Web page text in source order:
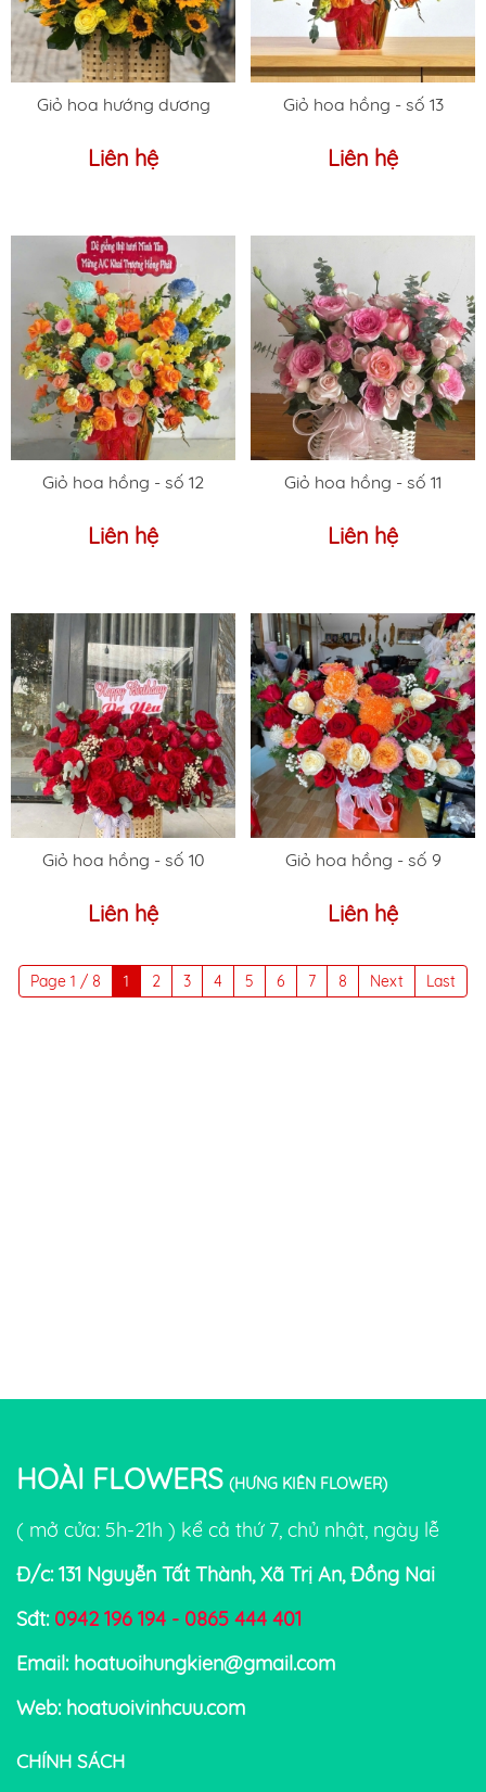
Giỏ hoa hướng dương
Liên hệ
Giỏ hoa hồng - số 13
Liên hệ
Giỏ hoa hồng - số 12
Liên hệ
Giỏ hoa hồng - số 11
Liên hệ
Giỏ hoa hồng - số 10
Liên hệ
Giỏ hoa hồng - số 9
Liên hệ
Page 1 / 8 1 2 3 4 5 6 7 8 Next Last
HOÀI FLOWERS (HƯNG KIÊN FLOWER)
( mở cửa: 5h-21h ) kể cả thứ 7, chủ nhật, ngày lễ
Đ/c: 131 Nguyễn Tất Thành, Xã Trị An, Đồng Nai
Sđt: 0942 196 194 - 0865 444 401
Email: hoatuoihungkien@gmail.com
Web: hoatuoivinhcuu.com
CHÍNH SÁCH